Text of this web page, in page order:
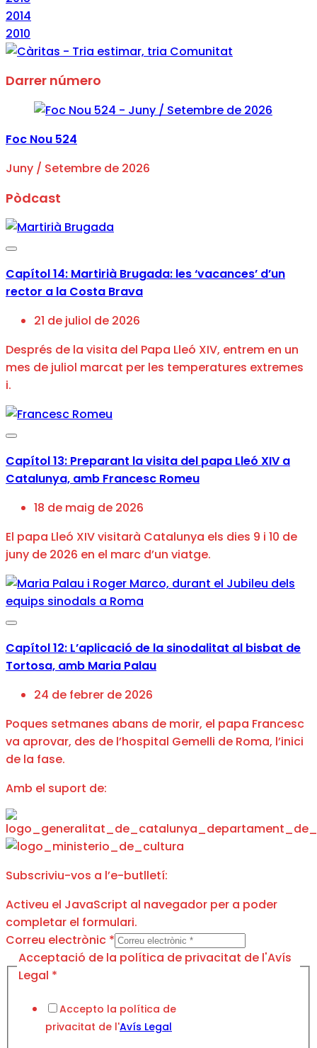
2014
2010
Darrer número
Foc Nou 524
Juny / Setembre de 2026
Pòdcast
Capítol 14: Martirià Brugada: les ‘vacances’ d’un
rector a la Costa Brava
21 de juliol de 2026
Després de la visita del Papa Lleó XIV, entrem en un
mes de juliol marcat per les temperatures extremes
i.
Capítol 13: Preparant la visita del papa Lleó XIV a
Catalunya, amb Francesc Romeu
18 de maig de 2026
El papa Lleó XIV visitarà Catalunya els dies 9 i 10 de
juny de 2026 en el marc d’un viatge.
Capítol 12: L’aplicació de la sinodalitat al bisbat de
Tortosa, amb Maria Palau
24 de febrer de 2026
Poques setmanes abans de morir, el papa Francesc
va aprovar, des de l’hospital Gemelli de Roma, l’inici
de la fase.
Amb el suport de:
Subscriviu-vos a l’e-butlletí:
Activeu el JavaScript al navegador per a poder
completar el formulari.
de
privacitat
de
Correu electrònic *
Acceptació de la política de privacitat de l'Avís
Legal *
Accepto la política de
privacitat de l'Avís Legal